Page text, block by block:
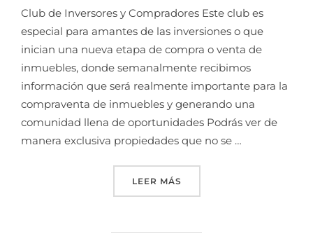
Club de Inversores y Compradores Este club es
especial para amantes de las inversiones o que
inician una nueva etapa de compra o venta de
inmuebles, donde semanalmente recibimos
información que será realmente importante para la
compraventa de inmuebles y generando una
comunidad llena de oportunidades Podrás ver de
manera exclusiva propiedades que no se …
LEER MÁS